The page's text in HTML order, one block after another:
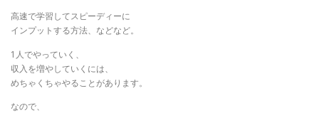
高速で学習してスピーディーに
インプットする方法、などなど。
1人でやっていく、
収入を増やしていくには、
めちゃくちゃやることがあります。
なので、